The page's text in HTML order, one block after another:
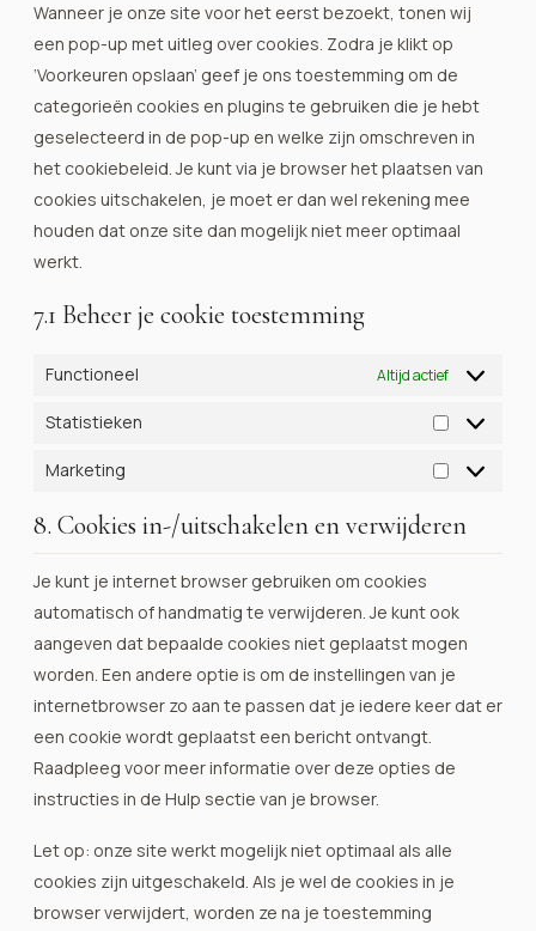
Wanneer je onze site voor het eerst bezoekt, tonen wij
een pop-up met uitleg over cookies. Zodra je klikt op
‘Voorkeuren opslaan’ geef je ons toestemming om de
categorieën cookies en plugins te gebruiken die je hebt
geselecteerd in de pop-up en welke zijn omschreven in
het cookiebeleid. Je kunt via je browser het plaatsen van
cookies uitschakelen, je moet er dan wel rekening mee
houden dat onze site dan mogelijk niet meer optimaal
werkt.
7.1 Beheer je cookie toestemming
Functioneel Altijd actief
Statistieken
Marketing
Marketing
8. Cookies in-/uitschakelen en verwijderen
Je kunt je internet browser gebruiken om cookies
automatisch of handmatig te verwijderen. Je kunt ook
aangeven dat bepaalde cookies niet geplaatst mogen
worden. Een andere optie is om de instellingen van je
internetbrowser zo aan te passen dat je iedere keer dat er
een cookie wordt geplaatst een bericht ontvangt.
Raadpleeg voor meer informatie over deze opties de
instructies in de Hulp sectie van je browser.
Let op: onze site werkt mogelijk niet optimaal als alle
cookies zijn uitgeschakeld. Als je wel de cookies in je
browser verwijdert, worden ze na je toestemming